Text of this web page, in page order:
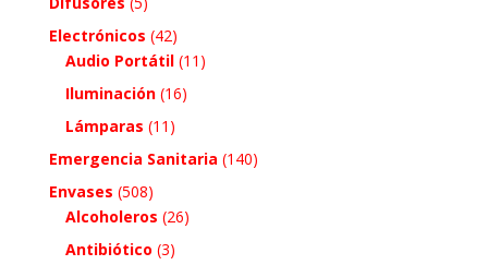
Electrónicos (42)
Audio Portátil (11)
Iluminación (16)
Lámparas (11)
Emergencia Sanitaria (140)
Envases (508)
Alcoholeros (26)
Antibiótico (3)